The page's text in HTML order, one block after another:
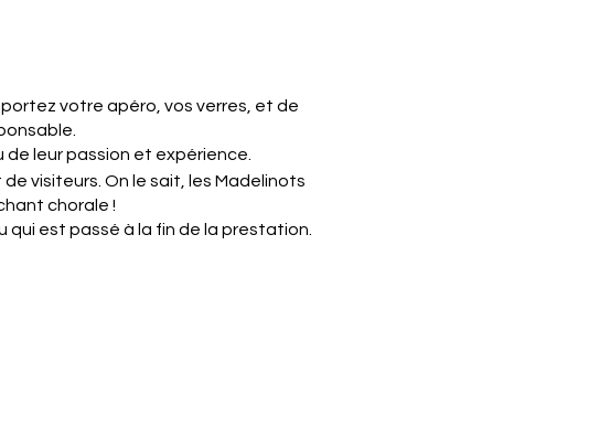
votre apéro, vos verres, et de
leur passion et expérience.
visiteurs. On le sait, les Madelinots
chorale !
est passé à la fin de la prestation.